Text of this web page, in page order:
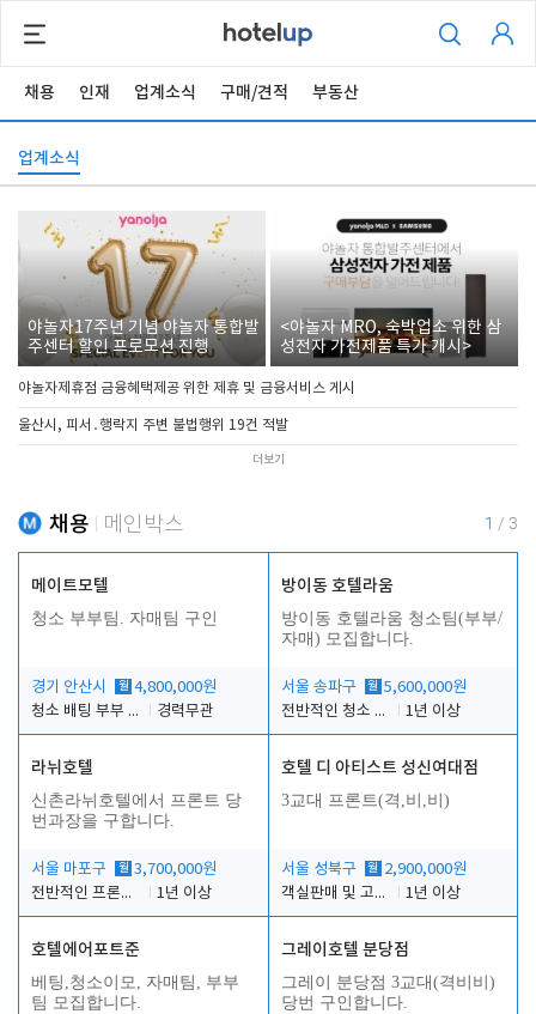
채용 인재 업계소식 구매/견적 부동산
업계소식
야놀자17주년 기념 야놀자 통합발
주센터 할인 프로모션 진행
<야놀자 MRO, 숙박업소 위한 삼
성전자 가전제품 특가 개시>
야놀자제휴점 금융혜택제공 위한 제휴 및 금융서비스 게시
울산시, 피서․행락지 주변 불법행위 19건 적발
더보기
채용 메인박스 1 / 3
메이트모텔
청소 부부팀. 자매팀 구인
경기 안산시 월 4,800,000원
청소 배팅 부부 구합니다
경력무관
방이동 호텔라움
방이동 호텔라움 청소팀(부부/
자매) 모집합니다.
서울 송파구 월 5,600,000원
전반적인 청소 업무(객실청소.객실정리)
1년 이상
라뉘호텔
신촌라뉘호텔에서 프론트 당
번과장을 구합니다.
서울 마포구 월 3,700,000원
전반적인 프론트 당번업무
1년 이상
호텔 디 아티스트 성신여대점
3교대 프론트(격,비,비)
서울 성북구 월 2,900,000원
객실판매 및 고객응대
1년 이상
호텔에어포트준
베팅,청소이모, 자매팀, 부부
팀 모집합니다.
그레이호텔 분당점
그레이 분당점 3교대(격비비)
당번 구인합니다.